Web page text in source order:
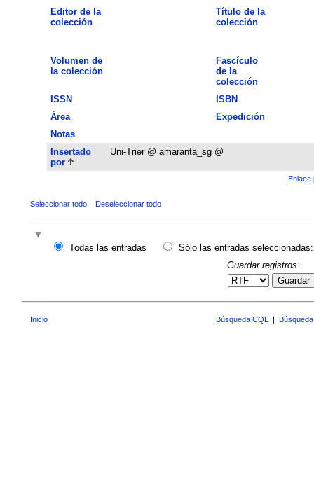
Editor de la
colección
Título de la
colección
Volumen de
la colección
Fascículo
de la
colección
ISSN
ISBN
Área
Expedición
Notas
Insertado
por
Uni-Trier @ amaranta_sg @
Enlace
Seleccionar todo Deseleccionar todo
Todas las entradas
Sólo las entradas seleccionadas:
Guardar registros:
Guardar
Inicio Búsqueda CQL